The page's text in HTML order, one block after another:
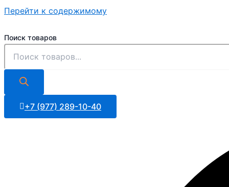
Перейти к содержимому
Поиск товаров
+7 (977) 289-10-40